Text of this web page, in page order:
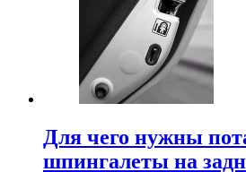
Для чего нужны
шпингалеты на